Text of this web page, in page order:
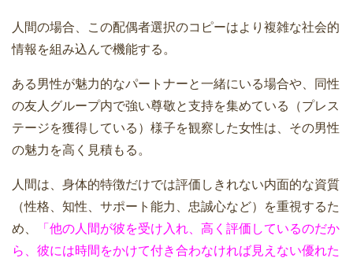
人間の場合、この配偶者選択のコピーはより複雑な社会的
情報を組み込んで機能する。
ある男性が魅力的なパートナーと一緒にいる場合や、同性
の友人グループ内で強い尊敬と支持を集めている（プレス
テージを獲得している）様子を観察した女性は、その男性
の魅力を高く見積もる。
人間は、身体的特徴だけでは評価しきれない内面的な資質
（性格、知性、サポート能力、忠誠心など）を重視するた
め、
「他の人間が彼を受け入れ、高く評価しているのだか
ら、彼には時間をかけて付き合わなければ見えない優れた